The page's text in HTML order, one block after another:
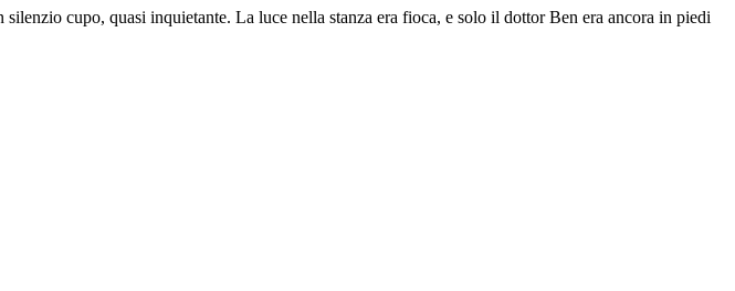
cupo, quasi inquietante. La luce nella stanza era fioca, e solo il dottor Ben era ancora in piedi